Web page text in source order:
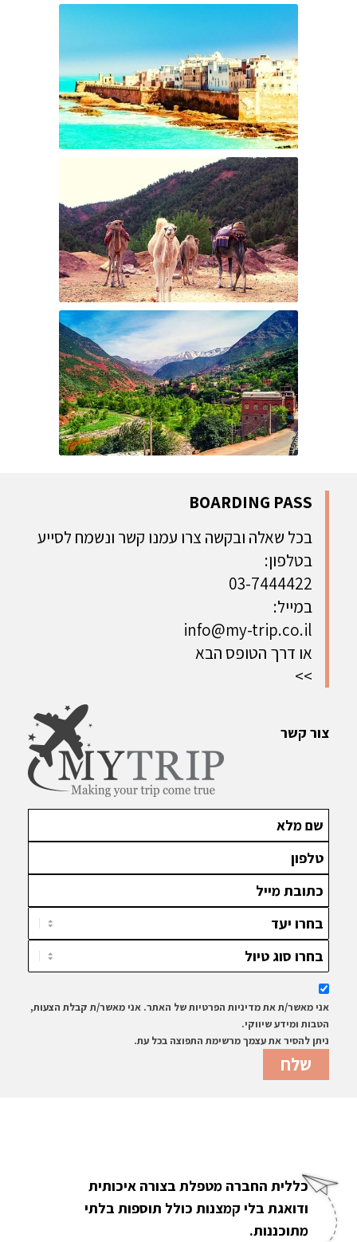
צור קשר
אני מאשר/ת את מדיניות הפרטיות של האתר. אני מאשר/ת קבלת הצעות,
הטבות ומידע שיווקי.
ניתן להסיר את עצמך מרשימת התפוצה בכל עת.
BOARDING PASS
בכל שאלה ובקשה צרו עמנו קשר ונשמח לסייע
בטלפון:
03-7444422
במייל:
info@my-trip.co.il
או דרך הטופס הבא
>>
כללית החברה מטפלת בצורה איכותית
ודואגת בלי קמצנות כולל תוספות בלתי
מתוכננות.